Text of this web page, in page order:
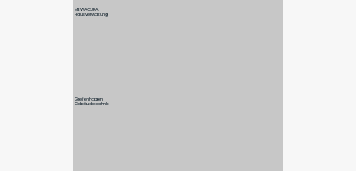
MEWACURA
Hausverwaltung
Greifenhagen
Gebäudetechnik